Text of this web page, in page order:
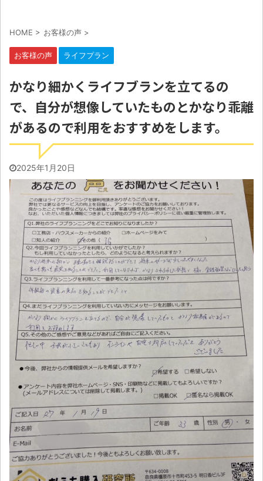
HOME > お客様の声 >
お客様の声 ライフプラン
かなり細かくライフブランを立てるの
で、自分が想像していたものとかなり乖離
があるので利用をおすすめをします。
2025年1月20日